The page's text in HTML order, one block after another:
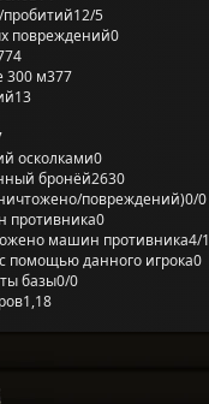
12/5
повреждений0
300 м377
13
осколками0
бронёй2630
повреждений)0/0
противника0
машин противника4/1
помощью данного игрока0
базы0/0
1,18